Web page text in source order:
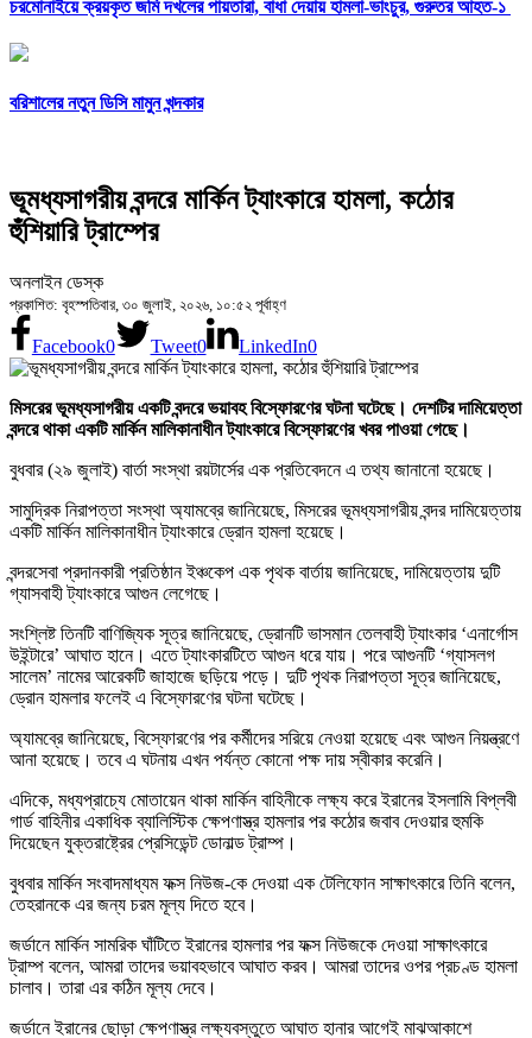
চরমোনাইয়ে ক্রয়কৃত জমি দখলের পায়তারা, বাধা দেয়ায় হামলা-ভাংচুর, গুরুতর আহত-১
বরিশালের নতুন ডিসি মামুন খন্দকার
ভূমধ্যসাগরীয় বন্দরে মার্কিন ট্যাংকারে হামলা, কঠোর
হুঁশিয়ারি ট্রাম্পের
অনলাইন ডেস্ক
প্রকাশিত: বৃহস্পতিবার, ৩০ জুলাই, ২০২৬, ১০:৫২ পূর্বাহ্ণ
Facebook0 Tweet0 LinkedIn0
মিসরের ভূমধ্যসাগরীয় একটি বন্দরে ভয়াবহ বিস্ফোরণের ঘটনা ঘটেছে। দেশটির দামিয়েত্তা
বন্দরে থাকা একটি মার্কিন মালিকানাধীন ট্যাংকারে বিস্ফোরণের খবর পাওয়া গেছে।
বুধবার (২৯ জুলাই) বার্তা সংস্থা রয়টার্সের এক প্রতিবেদনে এ তথ্য জানানো হয়েছে।
সামুদ্রিক নিরাপত্তা সংস্থা অ্যামব্রে জানিয়েছে, মিসরের ভূমধ্যসাগরীয় বন্দর দামিয়েত্তায়
একটি মার্কিন মালিকানাধীন ট্যাংকারে ড্রোন হামলা হয়েছে।
বন্দরসেবা প্রদানকারী প্রতিষ্ঠান ইঞ্চকেপ এক পৃথক বার্তায় জানিয়েছে, দামিয়েত্তায় দুটি
গ্যাসবাহী ট্যাংকারে আগুন লেগেছে।
সংশ্লিষ্ট তিনটি বাণিজ্যিক সূত্র জানিয়েছে, ড্রোনটি ভাসমান তেলবাহী ট্যাংকার ‘এনার্গোস
উইন্টারে’ আঘাত হানে। এতে ট্যাংকারটিতে আগুন ধরে যায়। পরে আগুনটি ‘গ্যাসলগ
সালেম’ নামের আরেকটি জাহাজে ছড়িয়ে পড়ে। দুটি পৃথক নিরাপত্তা সূত্র জানিয়েছে,
ড্রোন হামলার ফলেই এ বিস্ফোরণের ঘটনা ঘটেছে।
অ্যামব্রে জানিয়েছে, বিস্ফোরণের পর কর্মীদের সরিয়ে নেওয়া হয়েছে এবং আগুন নিয়ন্ত্রণে
আনা হয়েছে। তবে এ ঘটনায় এখন পর্যন্ত কোনো পক্ষ দায় স্বীকার করেনি।
এদিকে, মধ্যপ্রাচ্যে মোতায়েন থাকা মার্কিন বাহিনীকে লক্ষ্য করে ইরানের ইসলামি বিপ্লবী
গার্ড বাহিনীর একাধিক ব্যালিস্টিক ক্ষেপণাস্ত্র হামলার পর কঠোর জবাব দেওয়ার হুমকি
দিয়েছেন যুক্তরাষ্ট্রের প্রেসিডেন্ট ডোনাল্ড ট্রাম্প।
বুধবার মার্কিন সংবাদমাধ্যম ফক্স নিউজ-কে দেওয়া এক টেলিফোন সাক্ষাৎকারে তিনি বলেন,
তেহরানকে এর জন্য চরম মূল্য দিতে হবে।
জর্ডানে মার্কিন সামরিক ঘাঁটিতে ইরানের হামলার পর ফক্স নিউজকে দেওয়া সাক্ষাৎকারে
ট্রাম্প বলেন, আমরা তাদের ভয়াবহভাবে আঘাত করব। আমরা তাদের ওপর প্রচণ্ড হামলা
চালাব। তারা এর কঠিন মূল্য দেবে।
জর্ডানে ইরানের ছোড়া ক্ষেপণাস্ত্র লক্ষ্যবস্তুতে আঘাত হানার আগেই মাঝআকাশে